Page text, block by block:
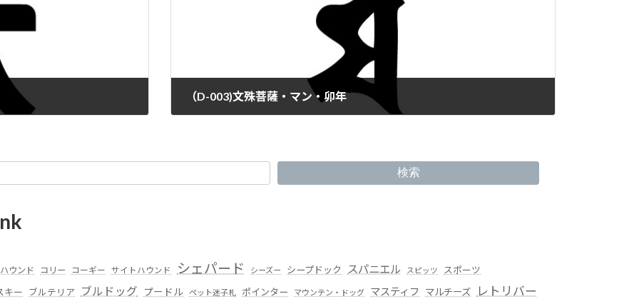
（D-003)文殊菩薩・マン・卯年
検索
ウンド コリー コーギー サイトハウンド シェパード シーズー シープドック スパニエル スピッツ
スポーツ
キー
ブルテリア ブルドッグ プードル ペット迷子札 ポインター マウンテン・ドッグ マスティフ マルチーズ レトリバー